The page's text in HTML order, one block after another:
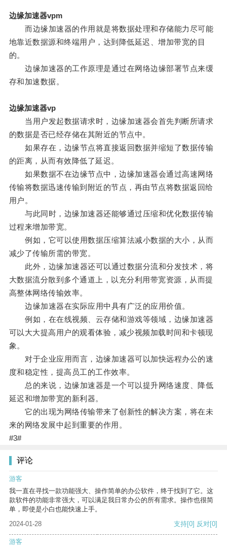
边缘加速器vpm
而边缘加速器的作用就是将数据处理和存储能力尽可能
地靠近数据源和终端用户，达到降低延迟、增加带宽的目
的。
边缘加速器的工作原理是通过在网络边缘部署节点来缓
存和加速数据。
边缘加速器vp
当用户发起数据请求时，边缘加速器会首先判断所请求
的数据是否已经存储在其附近的节点中。
如果存在，边缘节点将直接返回数据并缩短了数据传输
的距离，从而有效降低了延迟。
如果数据不在边缘节点中，边缘加速器会通过高速网络
传输将数据迅速传输到附近的节点，再由节点将数据返回给
用户。
与此同时，边缘加速器还能够通过压缩和优化数据传输
过程来增加带宽。
例如，它可以使用数据压缩算法减小数据的大小，从而
减少了传输所需的带宽。
此外，边缘加速器还可以通过数据分流和分发技术，将
大数据流分散到多个通道上，以充分利用带宽资源，从而提
高整体网络传输效率。
边缘加速器在实际应用中具有广泛的应用价值。
例如，在在线视频、云存储和游戏等领域，边缘加速器
可以大大提高用户的观看体验，减少视频加载时间和卡顿现
象。
对于企业应用而言，边缘加速器可以加快远程办公的速
度和稳定性，提高员工的工作效率。
总的来说，边缘加速器是一个可以提升网络速度、降低
延迟和增加带宽的新利器。
它的出现为网络传输带来了创新性的解决方案，将在未
来的网络发展中起到重要的作用。
#3#
评论
游客
我一直在寻找一款功能强大、操作简单的办公软件，终于找到了它。这
款软件的功能非常强大，可以满足我日常办公的所有需求。操作也很简
单，即使是小白也能快速上手。
2024-01-28
支持[0] 反对[0]
游客